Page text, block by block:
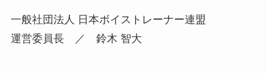
一般社団法人 日本ボイストレーナー連盟
運営委員長 ／ 鈴木 智大